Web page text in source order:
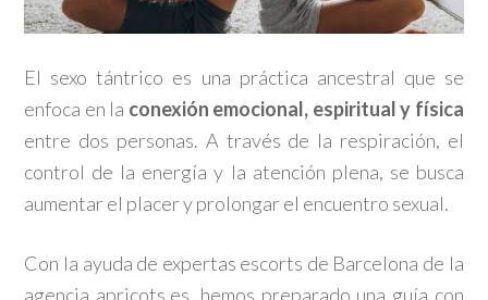
El sexo tántrico es una práctica ancestral que se
enfoca en la conexión emocional, espiritual y física
entre dos personas. A través de la respiración, el
control de la energía y la atención plena, se busca
aumentar el placer y prolongar el encuentro sexual.
Con la ayuda de expertas escorts de Barcelona de la
agencia apricots.es, hemos preparado una guía con